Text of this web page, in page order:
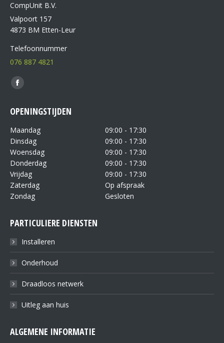
CompUnit B.V.
Valpoort 157
4873 BM Etten-Leur
Telefoonnummer
076 887 4821
Vind ons op:
OPENINGSTIJDEN
Maandag
09:00 - 17:30
Dinsdag
09:00 - 17:30
Woensdag
09:00 - 17:30
Donderdag
09:00 - 17:30
Vrijdag
09:00 - 17:30
Zaterdag
Op afspraak
Zondag
Gesloten
PARTICULIERE DIENSTEN
Installeren
Onderhoud
Draadloos netwerk
Uitleg aan huis
ALGEMENE INFORMATIE